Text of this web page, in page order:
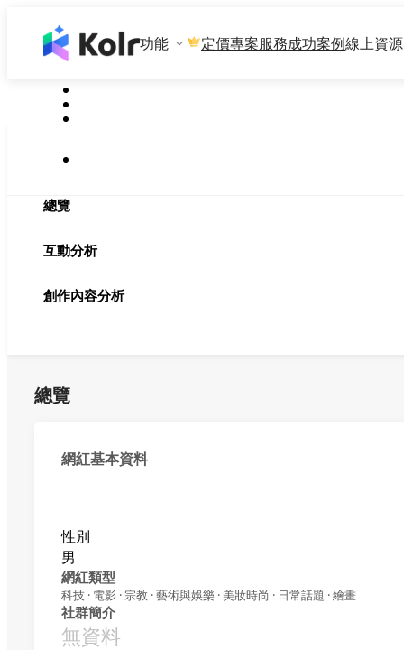
功能 定價專案服務成功案例線上資源
總覽
互動分析
創作內容分析
總覽
網紅基本資料
性別
男
網紅類型
科技 · 電影 · 宗教 · 藝術與娛樂 · 美妝時尚 · 日常話題 · 繪畫
社群簡介
無資料